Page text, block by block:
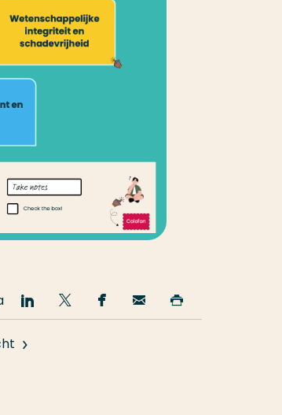
Deel
op
Deel
op
Deel
op
Email
deze deze